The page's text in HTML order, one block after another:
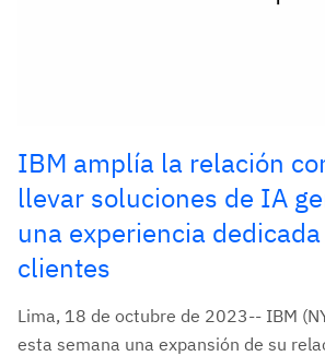
IBM amplía la relación
llevar soluciones de IA
una experiencia
clientes
Lima, 18 de octubre de 2023-- IBM
esta semana una expansión de su